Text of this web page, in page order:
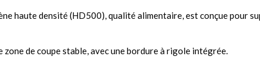
haute densité (HD500), qualité alimentaire, est conçue pour
de coupe stable, avec une bordure à rigole intégrée.